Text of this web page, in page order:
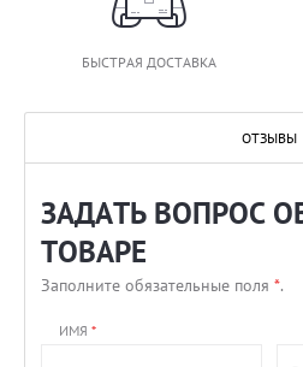
БЫСТРАЯ ДОСТАВКА
ОТЗЫВЫ
ЗАДАТЬ ВОПРОС
ТОВАРЕ
Заполните обязательные поля *.
ИМЯ *